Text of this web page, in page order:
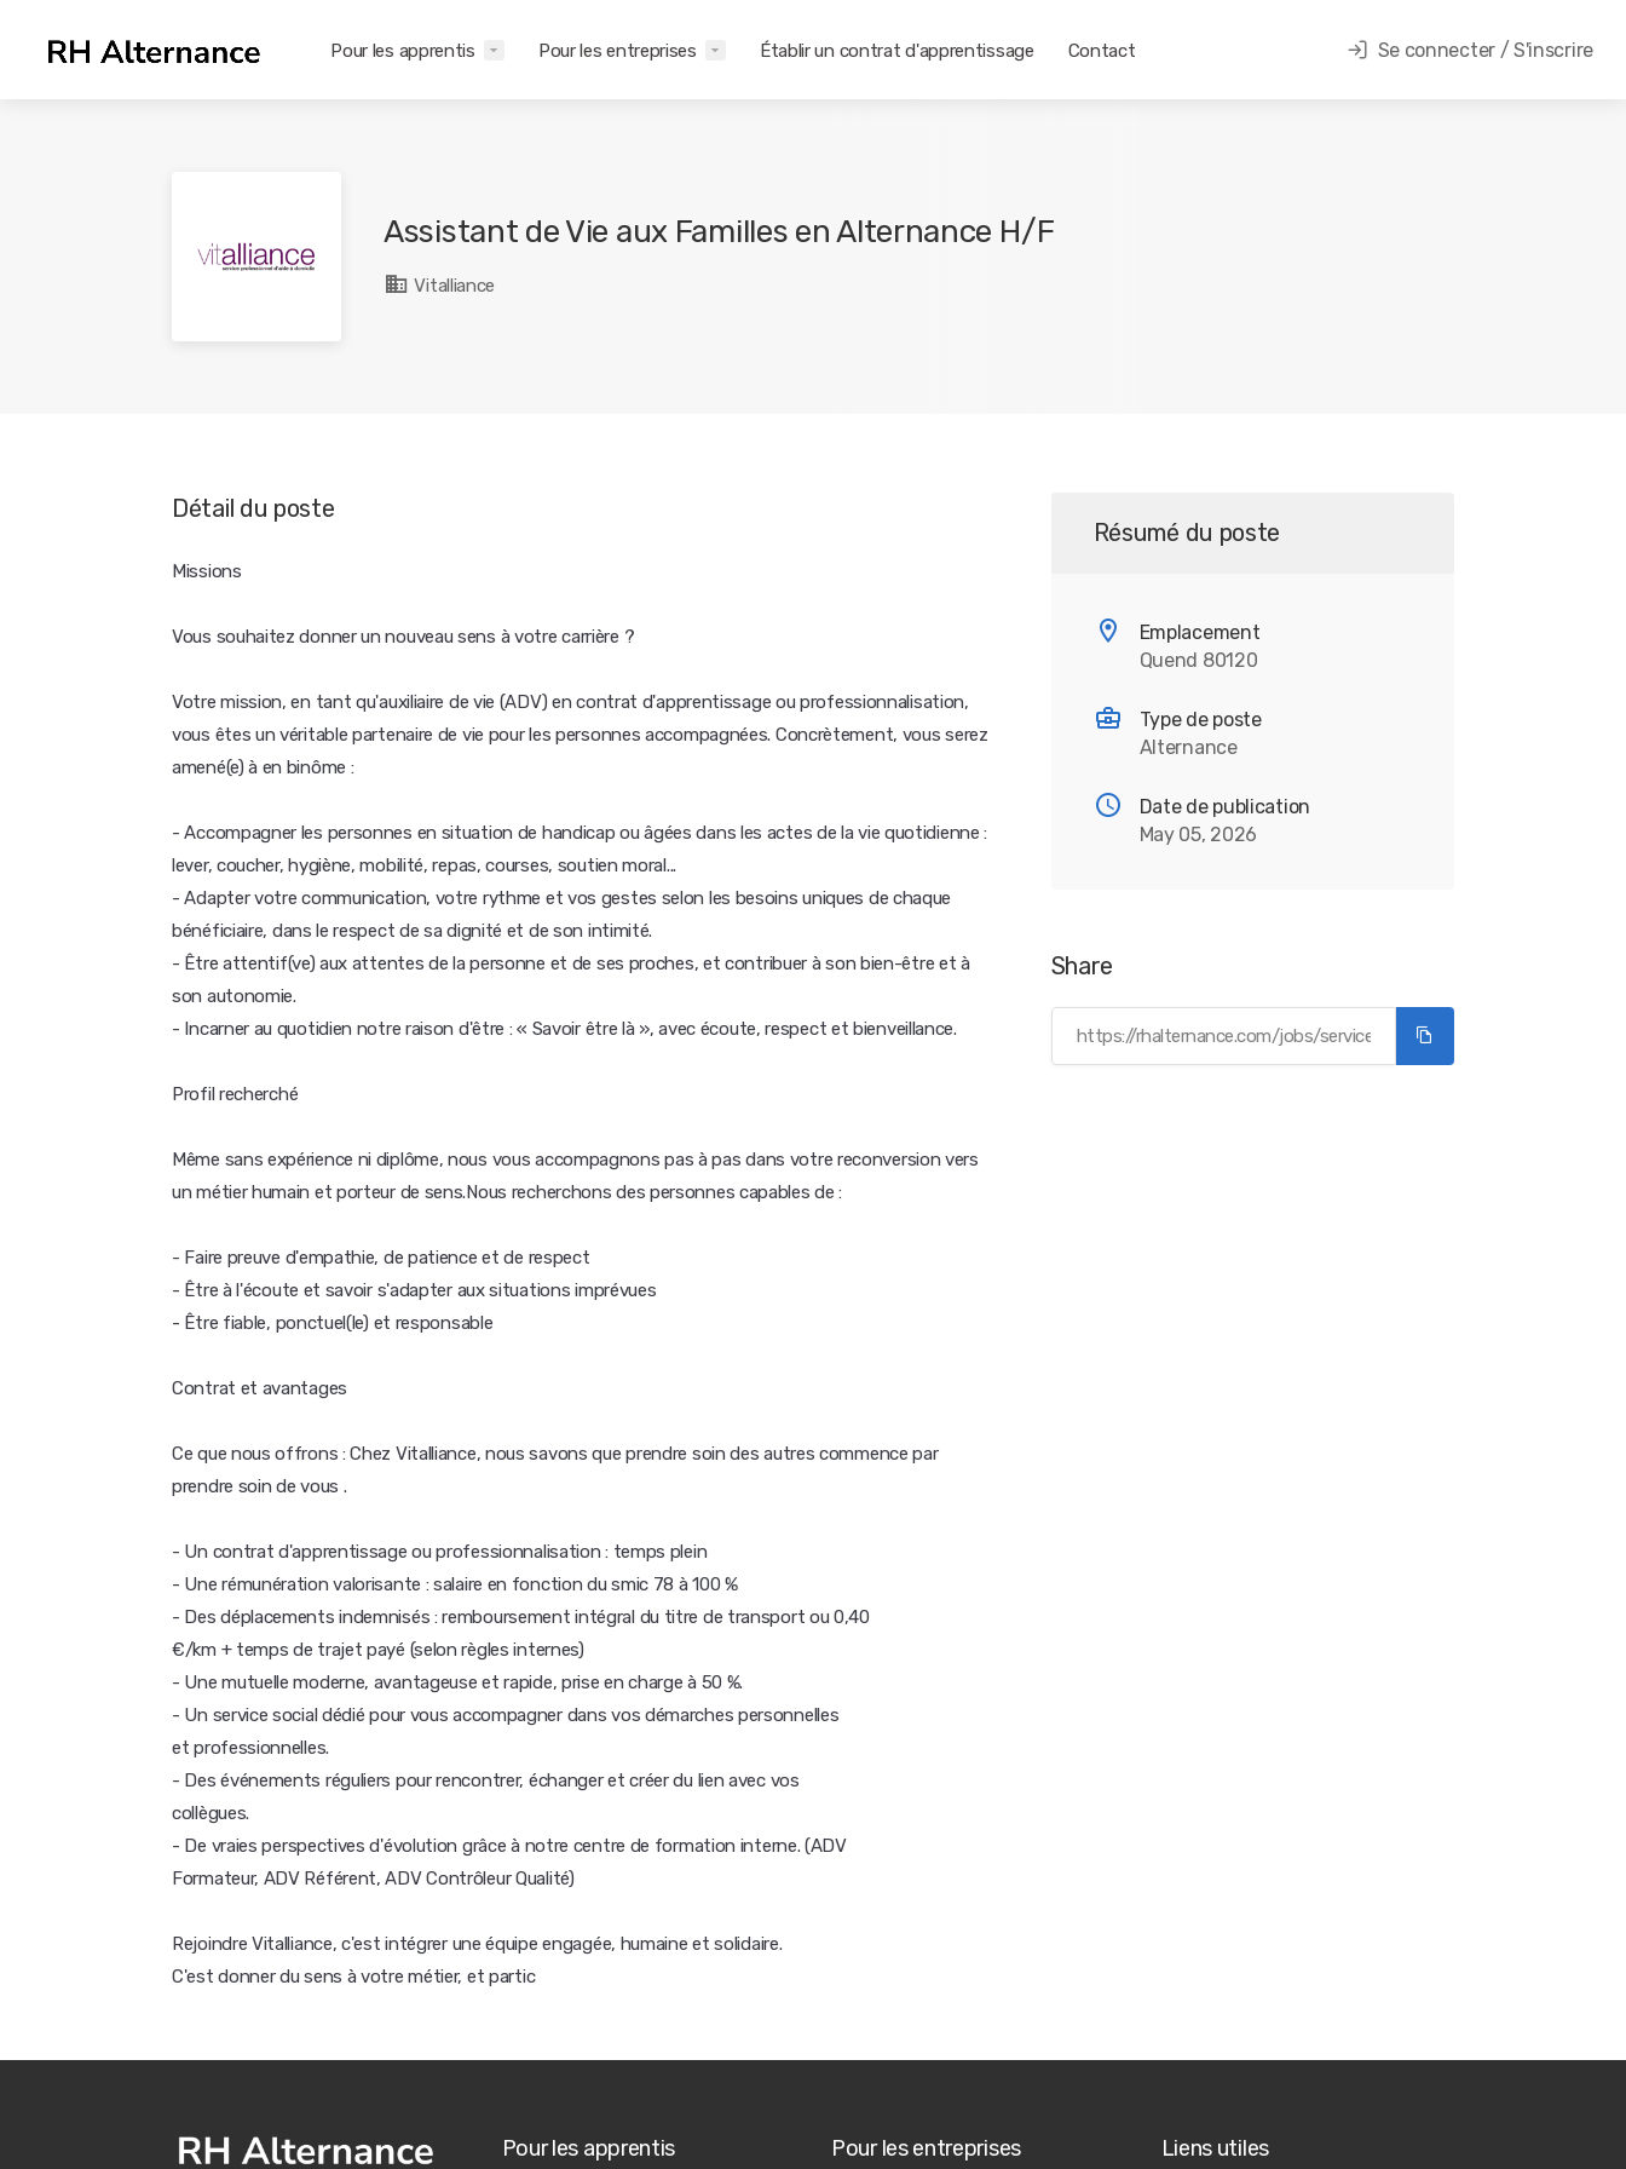
Pour les apprentis Pour les entreprises Établir un contrat d'apprentissage Contact Se connecter / S'inscrire
Assistant de Vie aux Familles en Alternance H/F
Vitalliance
Détail du poste
Missions
Vous souhaitez donner un nouveau sens à votre carrière ?
Votre mission, en tant qu'auxiliaire de vie (ADV) en contrat d'apprentissage ou professionnalisation,
vous êtes un véritable partenaire de vie pour les personnes accompagnées. Concrètement, vous serez
amené(e) à en binôme :
- Accompagner les personnes en situation de handicap ou âgées dans les actes de la vie quotidienne :
lever, coucher, hygiène, mobilité, repas, courses, soutien moral...
- Adapter votre communication, votre rythme et vos gestes selon les besoins uniques de chaque
bénéficiaire, dans le respect de sa dignité et de son intimité.
- Être attentif(ve) aux attentes de la personne et de ses proches, et contribuer à son bien-être et à
son autonomie.
- Incarner au quotidien notre raison d'être : « Savoir être là », avec écoute, respect et bienveillance.
Profil recherché
Même sans expérience ni diplôme, nous vous accompagnons pas à pas dans votre reconversion vers
un métier humain et porteur de sens.Nous recherchons des personnes capables de :
- Faire preuve d'empathie, de patience et de respect
- Être à l'écoute et savoir s'adapter aux situations imprévues
- Être fiable, ponctuel(le) et responsable
Contrat et avantages
Ce que nous offrons : Chez Vitalliance, nous savons que prendre soin des autres commence par
prendre soin de vous .
- Un contrat d'apprentissage ou professionnalisation : temps plein
- Une rémunération valorisante : salaire en fonction du smic 78 à 100 %
- Des déplacements indemnisés : remboursement intégral du titre de transport ou 0,40
€/km + temps de trajet payé (selon règles internes)
- Une mutuelle moderne, avantageuse et rapide, prise en charge à 50 %.
- Un service social dédié pour vous accompagner dans vos démarches personnelles
et professionnelles.
- Des événements réguliers pour rencontrer, échanger et créer du lien avec vos
collègues.
- De vraies perspectives d'évolution grâce à notre centre de formation interne. (ADV
Formateur, ADV Référent, ADV Contrôleur Qualité)
Rejoindre Vitalliance, c'est intégrer une équipe engagée, humaine et solidaire.
C'est donner du sens à votre métier, et partic
Résumé du poste
Emplacement
Quend 80120
Type de poste
Alternance
Date de publication
May 05, 2026
Share
Pour les apprentis Pour les entreprises Liens utiles